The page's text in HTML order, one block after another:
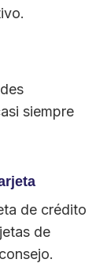
siempre
de crédito
de